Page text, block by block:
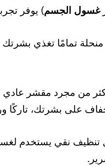
غسول الجسم) يوفر
تمامًا تغذي بشرتك
من مجرد مقشر
على بشرتك، تاركًا
تنظيف نقي يستخدم لغسل